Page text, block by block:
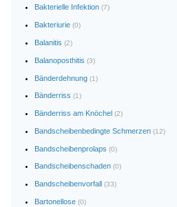
Bakterielle Infektion (7)
Bakteriurie (0)
Balanitis (2)
Balanoposthitis (3)
Bänderdehnung (1)
Bänderriss (1)
Bänderriss am Knöchel (2)
Bandscheibenbedingte Schmerzen (12)
Bandscheibenprolaps (0)
Bandscheibenschaden (0)
Bandscheibenvorfall (33)
Bartonellose (0)